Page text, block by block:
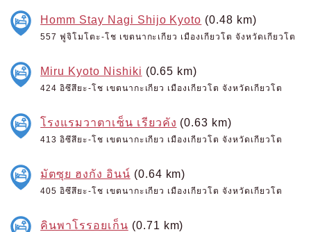
Homm Stay Nagi Shijo Kyoto (0.48 km)
557 ฟูจิโมโตะ-โช เขตนากะเกียว เมืองเกียวโต จังหวัดเกียวโต
Miru Kyoto Nishiki (0.65 km)
424 อิซึสึยะ-โช เขตนากะเกียว เมืองเกียวโต จังหวัดเกียวโต
โรงแรมวาตาเซ็น เรียวคัง (0.63 km)
413 อิซึสึยะ-โช เขตนากะเกียว เมืองเกียวโต จังหวัดเกียวโต
มัตซุย ฮงกัง อินน์ (0.64 km)
405 อิซึสึยะ-โช เขตนากะเกียว เมืองเกียวโต จังหวัดเกียวโต
คินพาโรรอยเก็น (0.71 km)